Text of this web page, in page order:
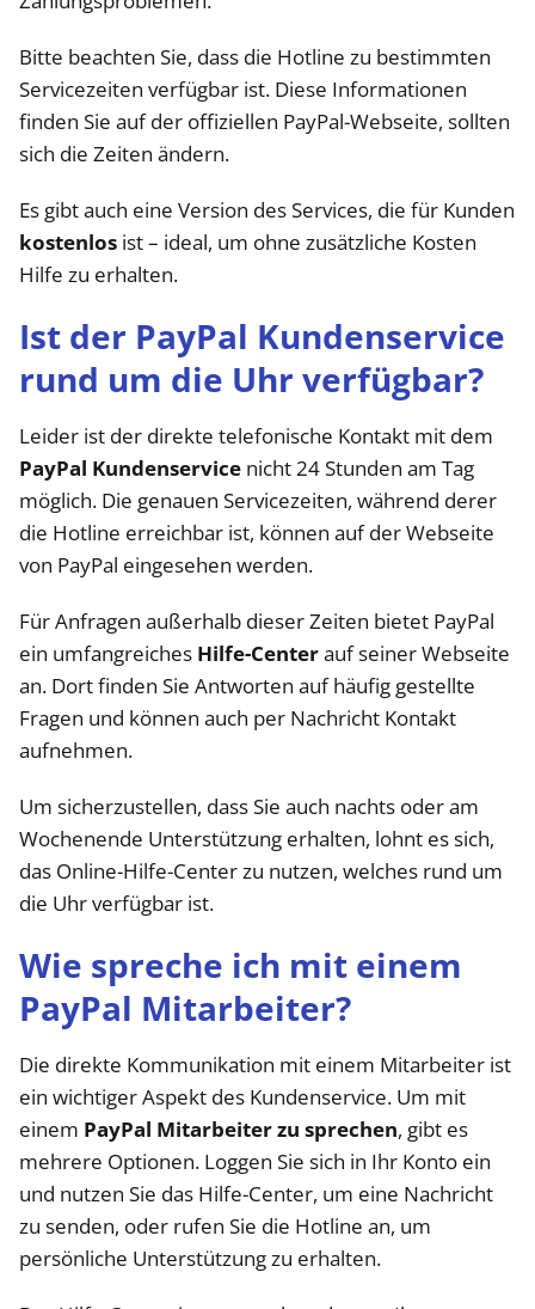
Bitte beachten Sie, dass die Hotline zu bestimmten
Servicezeiten verfügbar ist. Diese Informationen
finden Sie auf der offiziellen PayPal-Webseite, sollten
sich die Zeiten ändern.
Es gibt auch eine Version des Services, die für Kunden
kostenlos ist – ideal, um ohne zusätzliche Kosten
Hilfe zu erhalten.
Ist der PayPal Kundenservice
rund um die Uhr verfügbar?
Leider ist der direkte telefonische Kontakt mit dem
PayPal Kundenservice nicht 24 Stunden am Tag
möglich. Die genauen Servicezeiten, während derer
die Hotline erreichbar ist, können auf der Webseite
von PayPal eingesehen werden.
Für Anfragen außerhalb dieser Zeiten bietet PayPal
ein umfangreiches Hilfe-Centerauf seiner Webseite
an. Dort finden Sie Antworten auf häufig gestellte
Fragen und können auch per Nachricht Kontakt
aufnehmen.
Um sicherzustellen, dass Sie auch nachts oder am
Wochenende Unterstützung erhalten, lohnt es sich,
das Online-Hilfe-Center zu nutzen, welches rund um
die Uhr verfügbar ist.
Wie spreche ich mit einem
PayPal Mitarbeiter?
Die direkte Kommunikation mit einem Mitarbeiter ist
ein wichtiger Aspekt des Kundenservice. Um mit
einem PayPal Mitarbeiter zu sprechen, gibt es
mehrere Optionen. Loggen Sie sich in Ihr Konto ein
und nutzen Sie das Hilfe-Center, um eine Nachricht
zu senden, oder rufen Sie die Hotline an, um
persönliche Unterstützung zu erhalten.